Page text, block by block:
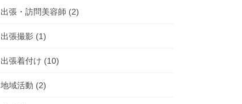
出張・訪問美容師 (2)
出張撮影 (1)
出張着付け (10)
地域活動 (2)